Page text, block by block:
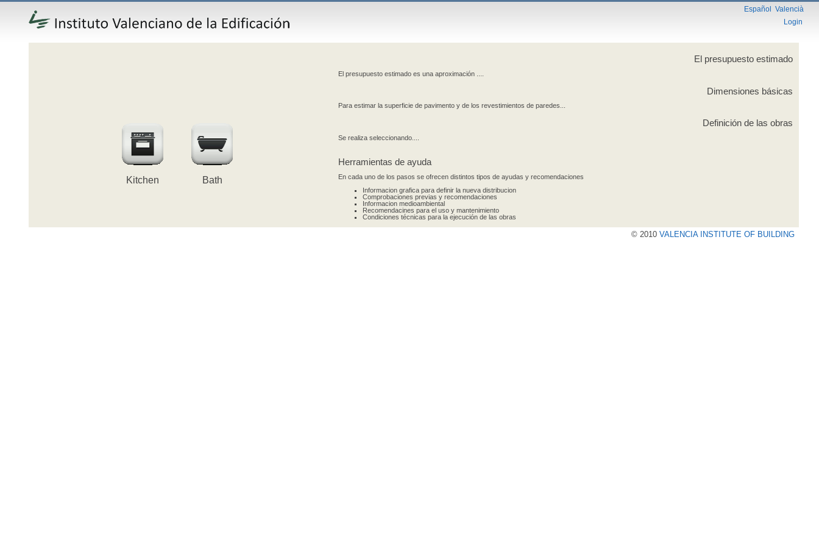
Español
Valencià
Login
Kitchen Bath
El presupuesto estimado
El presupuesto estimado es una aproximación ....
Dimensiones básicas
Para estimar la superficie de pavimento y de los revestimientos de paredes...
Definición de las obras
Se realiza seleccionando....
Herramientas de ayuda
En cada uno de los pasos se ofrecen distintos tipos de ayudas y recomendaciones
Informacion grafica para definir la nueva distribucion
Comprobaciones previas y recomendaciones
Informacion medioambiental
Recomendacines para el uso y mantenimiento
Condiciones técnicas para la ejecución de las obras
© 2010 VALENCIA INSTITUTE OF BUILDING